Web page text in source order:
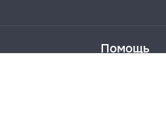
Помощь